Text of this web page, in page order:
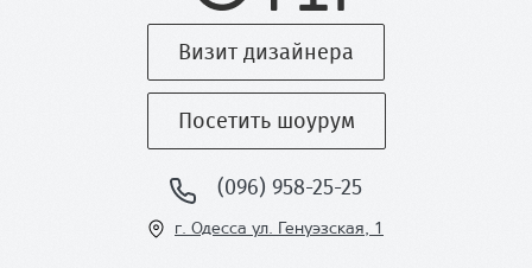
г. Одесса ул. Генуэзская, 1
(096) 958-25-25
Посетить шоурум
Визит дизайнера